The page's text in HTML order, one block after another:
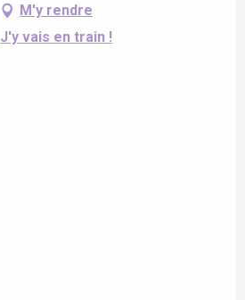
M'y rendre
J'y vais en train !